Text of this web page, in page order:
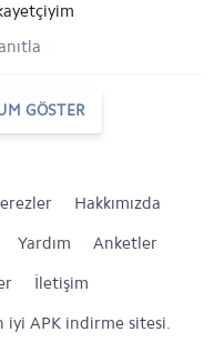
GÖSTER
Hakkımızda
Yardım
Anketler
İletişim
iyi APK indirme sitesi.